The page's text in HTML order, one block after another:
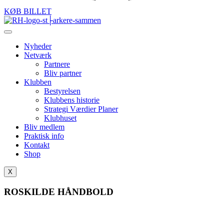
KØB BILLET
Nyheder
Netværk
Partnere
Bliv partner
Klubben
Bestyrelsen
Klubbens historie
Strategi Værdier Planer
Klubhuset
Bliv medlem
Praktisk info
Kontakt
Shop
X
ROSKILDE HÅNDBOLD